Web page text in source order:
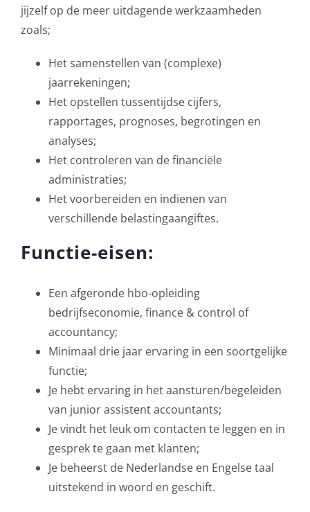
jijzelf op de meer uitdagende werkzaamheden
zoals;
Het samenstellen van (complexe)
jaarrekeningen;
Het opstellen tussentijdse cijfers,
rapportages, prognoses, begrotingen en
analyses;
Het controleren van de financiële
administraties;
Het voorbereiden en indienen van
verschillende belastingaangiftes.
Functie-eisen:
Een afgeronde hbo-opleiding
bedrijfseconomie, finance & control of
accountancy;
Minimaal drie jaar ervaring in een soortgelijke
functie;
Je hebt ervaring in het aansturen/begeleiden
van junior assistent accountants;
Je vindt het leuk om contacten te leggen en in
gesprek te gaan met klanten;
Je beheerst de Nederlandse en Engelse taal
uitstekend in woord en geschift.